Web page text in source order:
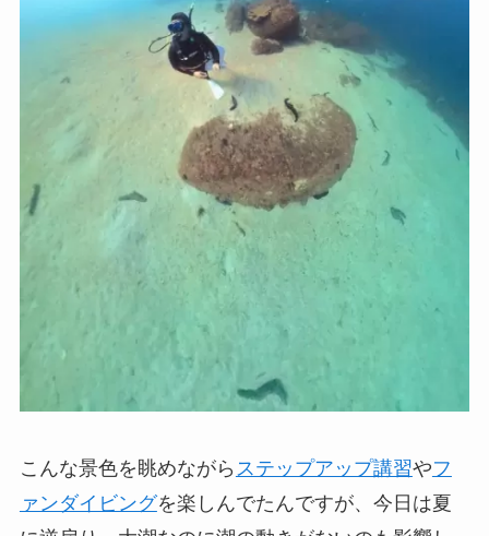
こんな景色を眺めながら ステップアップ講習やフ
ァンダイビングを楽しんでたんですが、今日は夏